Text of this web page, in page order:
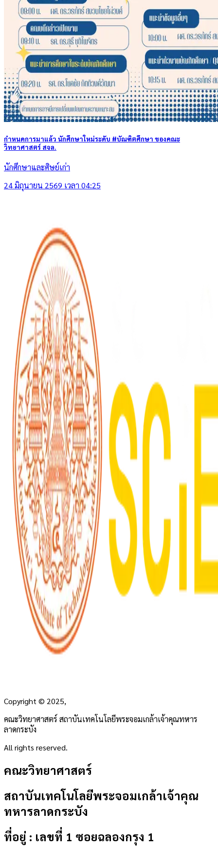
กำหนดการมาแล้ว นักศึกษาใหม่ระดับ #บัณฑิตศึกษา ของคณะ
วิทยาศาสตร์ สจล.
นักศึกษาและศิษย์เก่า
24 มิถุนายน 2569 เวลา 04:25
Copyright © 2025,
คณะวิทยาศาสตร์ สถาบันเทคโนโลยีพระจอมเกล้าเจ้าคุณทหาร
ลาดกระบัง
All rights reserved.
คณะวิทยาศาสตร์
สถาบันเทคโนโลยีพระจอมเกล้าเจ้าคุณ
ทหารลาดกระบัง
ที่อยู่ : เลขที่ 1 ซอยฉลองกรุง 1